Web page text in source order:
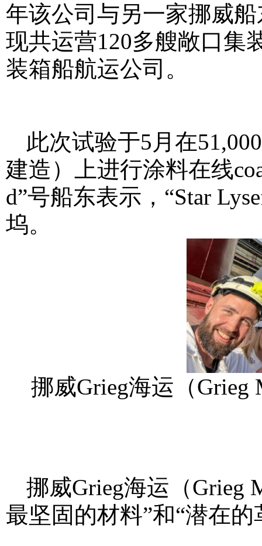
年该公司与另一家挪威
现共运营120多艘敞口集
装箱船航运公司。
此次试验于5月在
建造）上进行涂料在线
d”号船东表示，“Star
坞。
挪威Grieg海运（Grieg
挪威Grieg海运（Grieg
最坚固的材料”和“潜在